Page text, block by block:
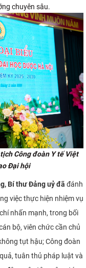
chuyên sâu.
Công đoàn Y tế Việt
Đại hội
Bí thư Đảng uỷ đã đánh
việc thực hiện nhiệm vụ
nhấn mạnh, trong bối
bộ, viên chức cần chủ
tụt hậu; Công đoàn
tuân thủ pháp luật và